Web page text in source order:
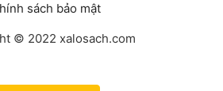
sách bảo mật
© 2022 xalosach.com